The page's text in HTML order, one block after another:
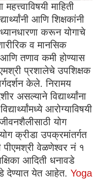
माहिती
आणि शिक्षकांनी
करून योगाचे
व मानसिक
तणाव कमी होण्यास
प्रशालेचे उपशिक्षक
केले. निरामय
असल्याने विद्यार्थ्यांना
आरोग्याविषयी
योग
क्रीडा उपक्रमांतर्गत
पीएमश्री वेळणेश्वर नं १
आदिती धनावडे
देण्यात येत आहेत. Yoga